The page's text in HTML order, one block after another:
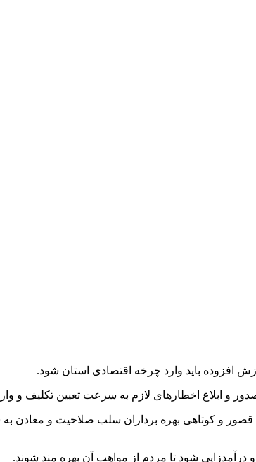
افزوده باید وارد چرخه اقتصادی استان شود.
و ابلاغ اخطارهای لازم به سرعت تعیین تکلیف و
و کوتاهی بهره برداران سلب صلاحیت و معادن به
شود تا مردم از مواهب آن بهره مند شوند.